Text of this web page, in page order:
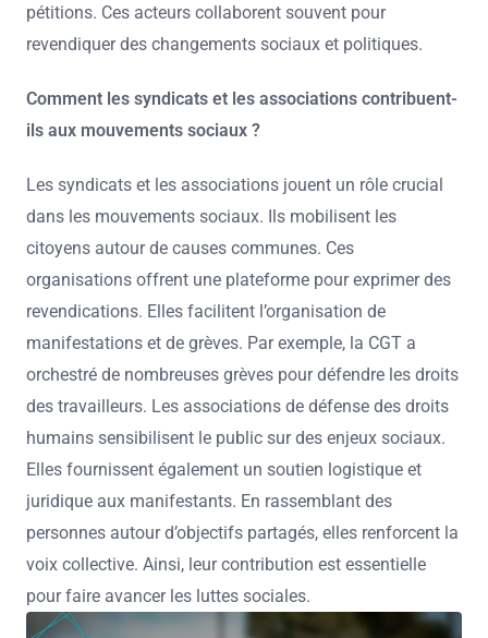
pétitions. Ces acteurs collaborent souvent pour
revendiquer des changements sociaux et politiques.
Comment les syndicats et les associations contribuent-
ils aux mouvements sociaux ?
Les syndicats et les associations jouent un rôle crucial
dans les mouvements sociaux. Ils mobilisent les
citoyens autour de causes communes. Ces
organisations offrent une plateforme pour exprimer des
revendications. Elles facilitent l’organisation de
manifestations et de grèves. Par exemple, la CGT a
orchestré de nombreuses grèves pour défendre les droits
des travailleurs. Les associations de défense des droits
humains sensibilisent le public sur des enjeux sociaux.
Elles fournissent également un soutien logistique et
juridique aux manifestants. En rassemblant des
personnes autour d’objectifs partagés, elles renforcent la
voix collective. Ainsi, leur contribution est essentielle
pour faire avancer les luttes sociales.